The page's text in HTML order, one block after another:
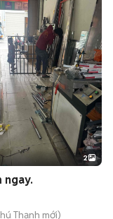
2
ngay.
Thạnh mới)